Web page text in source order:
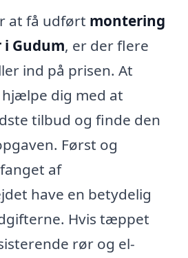
at få udført montering
Gudum, er der flere
ind på prisen. At
dig med at
tilbud og finde den
Først og
af
have en betydelig
Hvis tæppet
rør og el-